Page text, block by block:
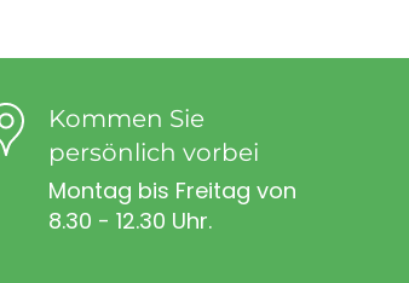
Kommen Sie
persönlich vorbei
Montag bis Freitag von
8.30 - 12.30 Uhr.